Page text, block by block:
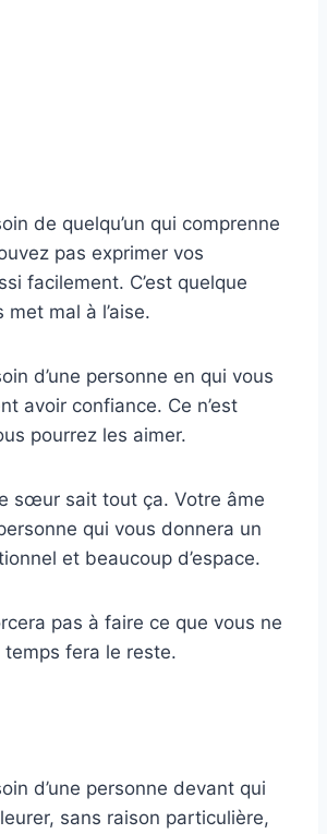
de quelqu’un qui comprenne
pas exprimer vos
facilement. C’est quelque
mal à l’aise.
d’une personne en qui vous
avoir confiance. Ce n’est
pourrez les aimer.
sœur sait tout ça. Votre âme
qui vous donnera un
et beaucoup d’espace.
pas à faire ce que vous ne
fera le reste.
d’une personne devant qui
sans raison particulière,